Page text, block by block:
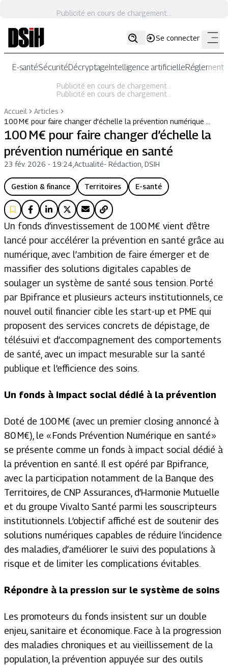
Publicité en cours de chargement...
Se connecter
E-santéSécuritéDécryptageIntelligence artificielle
Publicité en cours de chargement...
Publicité en cours de chargement...
Accueil
Articles
100 M€ pour faire changer d’échelle la prévention numérique …
100 M€ pour faire changer d’échelle la
prévention numérique en santé
23 fév. 2026 - 19:24 Actualité- Rédaction, DSIH
Gestion & finance Territoires E-santé
Un fonds d’investissement de 100 M€ vient d’être
lancé pour accélérer la prévention en santé grâce au
numérique, avec l’ambition de faire émerger et de
massifier des solutions digitales capables de
soulager un système de santé sous tension. Porté
par Bpifrance et plusieurs acteurs institutionnels, ce
nouvel outil financier cible les start-up et PME qui
proposent des services concrets de dépistage, de
télésuivi et d’accompagnement des comportements
de santé, avec un impact mesurable sur la santé
publique et l’efficience des soins.
Un fonds à impact social dédié à la prévention
Doté de 100 M€ (avec un premier closing annoncé à
80 M€), le « Fonds Prévention Numérique en santé »
se présente comme un fonds à impact social dédié à
la prévention en santé. Il est opéré par Bpifrance,
avec la participation notamment de la Banque des
Territoires, de CNP Assurances, d’Harmonie Mutuelle
et du groupe Vivalto Santé parmi les souscripteurs
institutionnels. L’objectif affiché est de soutenir des
solutions numériques capables de réduire l’incidence
des maladies, d’améliorer le suivi des populations à
risque et de limiter les complications évitables.
Répondre à la pression sur le système de soins
Les promoteurs du fonds insistent sur un double
enjeu, sanitaire et économique. Face à la progression
des maladies chroniques et au vieillissement de la
population, la prévention appuyée sur des outils